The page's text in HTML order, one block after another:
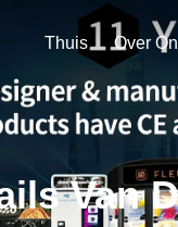
Thuis Over
Van